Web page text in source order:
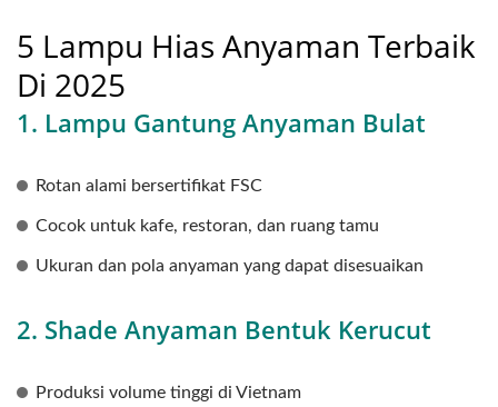
5 Lampu Hias Anyaman Terbaik
Di 2025
1. Lampu Gantung Anyaman Bulat
Rotan alami bersertifikat FSC
Cocok untuk kafe, restoran, dan ruang tamu
Ukuran dan pola anyaman yang dapat disesuaikan
2. Shade Anyaman Bentuk Kerucut
Produksi volume tinggi di Vietnam